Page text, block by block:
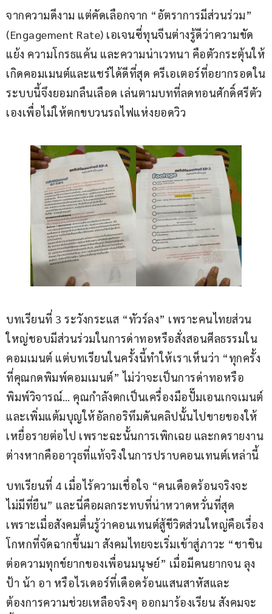
จากความดีงาม แต่คัดเลือกจาก “อัตราการมีส่วนร่วม”
(Engagement Rate) เอเจนซี่ทุนจีนต่างรู้ดีว่าความขัด
แย้ง ความโกรธแค้น และความน่าเวทนา คือตัวกระตุ้นให้
เกิดคอมเมนต์และแชร์ได้ดีที่สุด ครีเอเตอร์ที่อยากรอดใน
ระบบนี้จึงยอมกลืนเลือด เล่นตามบทที่ลดทอนศักดิ์ศรีตัว
เองเพื่อไม่ให้ตกขบวนรถไฟแห่งยอดวิว
บทเรียนที่ 3 ระวังกระแส “ทัวร์ลง” เพราะคนไทยส่วน
ใหญ่ชอบมีส่วนร่วมในการด่าทอหรือสั่งสอนศีลธรรมใน
คอมเมนต์ แต่บทเรียนในครั้งนี้ทำให้เราเห็นว่า “ทุกครั้ง
ที่คุณกดพิมพ์คอมเมนต์” ไม่ว่าจะเป็นการด่าทอหรือ
พิมพ์วิจารณ์… คุณกำลังตกเป็นเครื่องมือปั๊มเอนเกจเมนต์
และเพิ่มแต้มบุญให้อัลกอริทึมดันคลิปนั้นไปขายของให้
เหยื่อรายต่อไป เพราะฉะนั้นการเพิกเฉย และกดรายงาน
ต่างหากคืออาวุธที่แท้จริงในการปราบคอนเทนต์เหล่านี้
บทเรียนที่ 4 เมื่อไร้ความเชื่อใจ “คนเดือดร้อนจริงจะ
ไม่มีที่ยืน” และนี่คือผลกระทบที่น่าหวาดหวั่นที่สุด
เพราะเมื่อสังคมตื่นรู้ว่าคอนเทนต์สู้ชีวิตส่วนใหญ่คือเรื่อง
โกหกที่จัดฉากขึ้นมา สังคมไทยจะเริ่มเข้าสู่ภาวะ “ชาชิน
ต่อความทุกข์ยากของเพื่อนมนุษย์” เมื่อมีคนยากจน ลุง
ป้า น้า อา หรือไรเดอร์ที่เดือดร้อนแสนสาหัสและ
ต้องการความช่วยเหลือจริงๆ ออกมาร้องเรียน สังคมจะ